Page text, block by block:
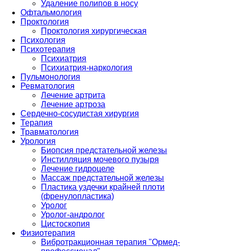
Удаление полипов в носу
Офтальмология
Проктология
Проктология хирургическая
Психология
Психотерапия
Психиатрия
Психиатрия-наркология
Пульмонология
Ревматология
Лечение артрита
Лечение артроза
Сердечно-сосудистая хирургия
Терапия
Травматология
Урология
Биопсия предстательной железы
Инстилляция мочевого пузыря
Лечение гидроцеле
Массаж предстательной железы
Пластика уздечки крайней плоти
(френулопластика)
Уролог
Уролог-андролог
Цистоскопия
Физиотерапия
Вибротракционная терапия "Ормед-